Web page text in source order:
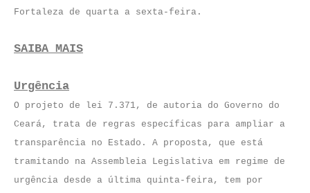
Fortaleza de quarta a sexta-feira.
SAIBA MAIS
Urgência
O projeto de lei 7.371, de autoria do Governo do
Ceará, trata de regras específicas para ampliar a
transparência no Estado. A proposta, que está
tramitando na Assembleia Legislativa em regime de
urgência desde a última quinta-feira, tem por